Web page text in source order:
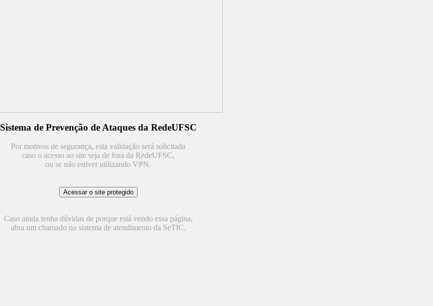
Sistema de Prevenção de Ataques da RedeUFSC
Por motivos de segurança, esta validação será solicitada
caso o acesso ao site seja de fora da RedeUFSC,
ou se não estiver utilizando VPN.
Caso ainda tenha dúvidas de porque está vendo essa página,
abra um chamado no sistema de atendimento da SeTIC.